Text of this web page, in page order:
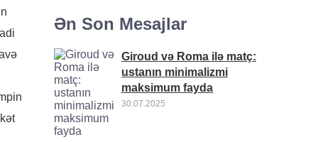
Ən Son Mesajlar
Giroud və Roma ilə matç:
ustanın minimalizmi
maksimum fayda
30.07.2025